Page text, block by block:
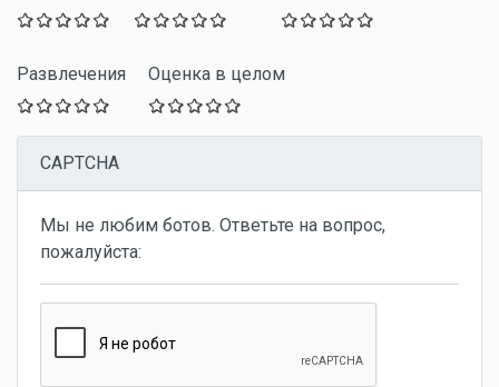
Развлечения Оценка в целом
CAPTCHA
Мы не любим ботов. Ответьте на вопрос,
пожалуйста: